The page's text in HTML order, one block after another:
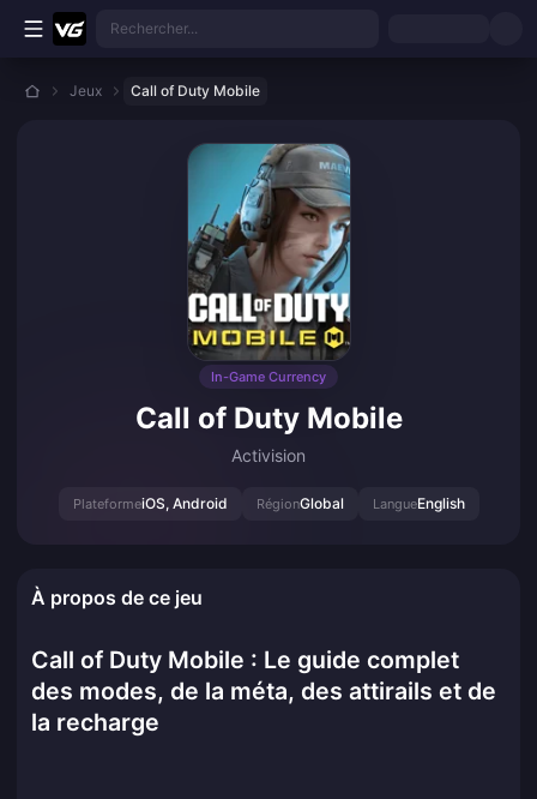
Aller au contenu principal
Rechercher...
Jeux Call of Duty Mobile
In-Game Currency
Call of Duty Mobile
Activision
PlateformeiOS, Android RégionGlobal LangueEnglish
À propos de ce jeu
Call of Duty Mobile : Le guide complet
des modes, de la méta, des attirails et de
la recharge